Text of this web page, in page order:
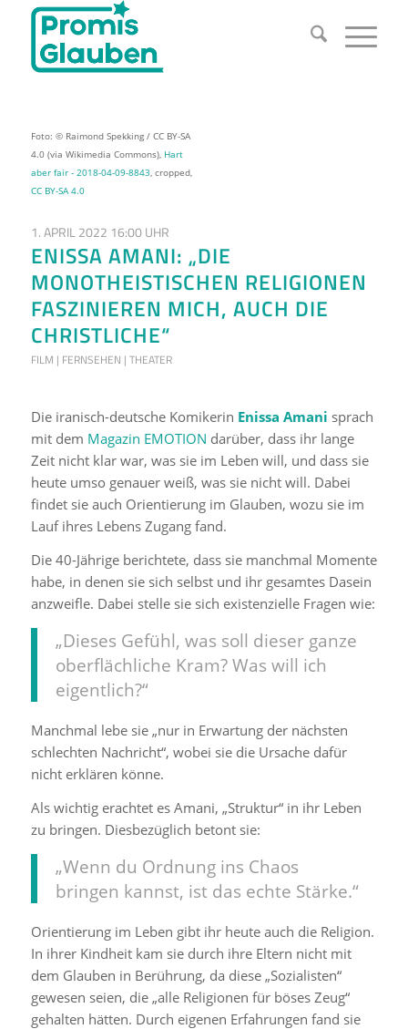
Foto: © Raimond Spekking / CC BY-SA
4.0 (via Wikimedia Commons), Hart
aber fair - 2018-04-09-8843 , cropped,
CC BY-SA 4.0
1. APRIL 2022 16:00 UHR
ENISSA AMANI: „DIE
MONOTHEISTISCHEN RELIGIONEN
FASZINIEREN MICH, AUCH DIE
CHRISTLICHE“
FILM | FERNSEHEN | THEATER
Die iranisch-deutsche Komikerin Enissa Amani sprach
mit dem Magazin EMOTION darüber, dass ihr lange
Zeit nicht klar war, was sie im Leben will, und dass sie
heute umso genauer weiß, was sie nicht will. Dabei
findet sie auch Orientierung im Glauben, wozu sie im
Lauf ihres Lebens Zugang fand.
Die 40-Jährige berichtete, dass sie manchmal Momente
habe, in denen sie sich selbst und ihr gesamtes Dasein
anzweifle. Dabei stelle sie sich existenzielle Fragen wie:
„Dieses Gefühl, was soll dieser ganze
oberflächliche Kram? Was will ich
eigentlich?“
Manchmal lebe sie „nur in Erwartung der nächsten
schlechten Nachricht“, wobei sie die Ursache dafür
nicht erklären könne.
Als wichtig erachtet es Amani, „Struktur“ in ihr Leben
zu bringen. Diesbezüglich betont sie:
„Wenn du Ordnung ins Chaos
bringen kannst, ist das echte Stärke.“
Orientierung im Leben gibt ihr heute auch die Religion.
In ihrer Kindheit kam sie durch ihre Eltern nicht mit
dem Glauben in Berührung, da diese „Sozialisten“
gewesen seien, die „alle Religionen für böses Zeug“
gehalten hätten. Durch eigenen Erfahrungen fand sie